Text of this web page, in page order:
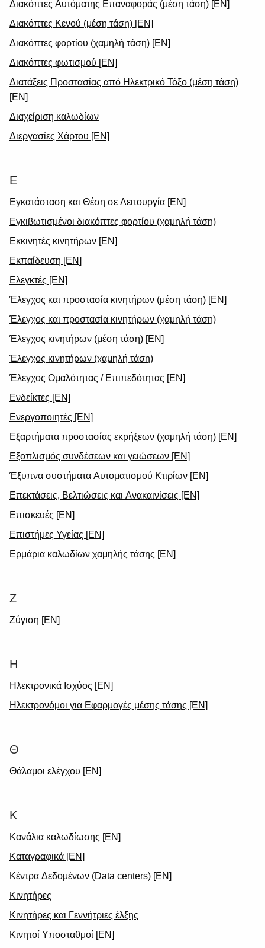
Διακόπτες Αυτόματης Επαναφοράς (μέση τάση) [EN]
Διακόπτες Κενού (μέση τάση) [EN]
Διακόπτες φορτίου (χαμηλή τάση) [EN]
Διακόπτες φωτισμού [EN]
Διατάξεις Προστασίας από Ηλεκτρικό Τόξο (μέση τάση)
[EN]
Διαχείριση καλωδίων
Διεργασίες Χάρτου [EN]
Ε
Εγκατάσταση και Θέση σε Λειτουργία [EN]
Εγκιβωτισμένοι διακόπτες φορτίου (χαμηλή τάση)
Εκκινητές κινητήρων [EN]
Εκπαίδευση [EN]
Ελεγκτές [EN]
Έλεγχος και προστασία κινητήρων (μέση τάση) [EN]
Έλεγχος και προστασία κινητήρων (χαμηλή τάση)
Έλεγχος κινητήρων (μέση τάση) [EN]
Έλεγχος κινητήρων (χαμηλή τάση)
Έλεγχος Ομαλότητας / Επιπεδότητας [EN]
Ενδείκτες [EN]
Ενεργοποιητές [EN]
Εξαρτήματα προστασίας εκρήξεων (χαμηλή τάση) [EN]
Εξοπλισμός συνδέσεων και γειώσεων [EN]
Έξυπνα συστήματα Αυτοματισμού Κτιρίων [EN]
Επεκτάσεις, Βελτιώσεις και Ανακαινίσεις [EN]
Επισκευές [EN]
Επιστήμες Υγείας [EN]
Ερμάρια καλωδίων χαμηλής τάσης [EN]
Ζ
Ζύγιση [EN]
Η
Ηλεκτρονικά Ισχύος [EN]
Ηλεκτρονόμοι για Εφαρμογές μέσης τάσης [EN]
Θ
Θάλαμοι ελέγχου [EN]
Κ
Κανάλια καλωδίωσης [EN]
Καταγραφικά [EN]
Κέντρα Δεδομένων (Data centers) [EN]
Κινητήρες
Κινητήρες και Γεννήτριες έλξης
Κινητοί Υποσταθμοί [EN]